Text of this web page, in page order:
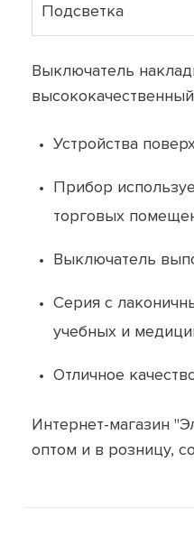
Подсветка
Выключатель
Устройства
Прибор
торговых
Выключатель
Серия с
учебных и
Отличное
Интернет-магазин
оптом и в розницу,